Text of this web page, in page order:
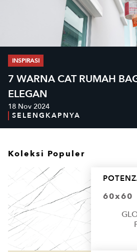
Koleksi Populer
60x60
INSPIRASI
7 WARNA CAT RUMAH
ELEGAN
18 Nov 2024
SELENGKAPNYA